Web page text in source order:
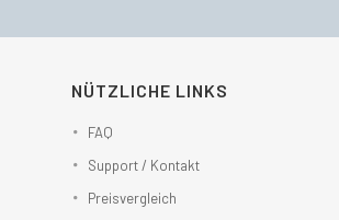
NÜTZLICHE LINKS
FAQ
Support / Kontakt
Preisvergleich